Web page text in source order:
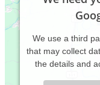
We use a third
that may collect
the details and